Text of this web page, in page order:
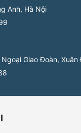
Anh, Hà Nội
Giao Đoàn, Xuân